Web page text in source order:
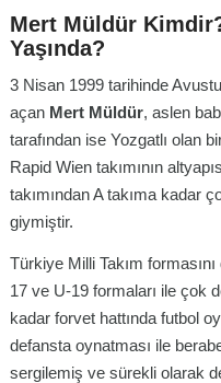
Mert Müldür
Yaşında?
3 Nisan 1999 tarihinde
açan Mert Müldür, aslen
tarafından ise Yozgatlı olan
Rapid Wien takımının
takımından A takıma kadar
giymiştir.
Türkiye Milli Takım
17 ve U-19 formaları ile çok
kadar forvet hattında futbol
defansta oynatması ile
sergilemiş ve sürekli olarak